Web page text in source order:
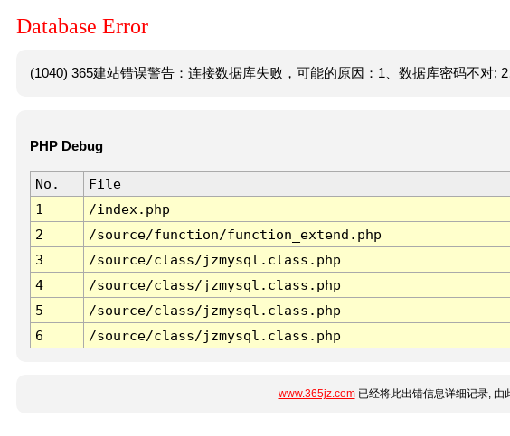
Database Error
(1040) 365建站错误警告：连接数据库失败，可能的原因：1、数据库密码不对; 2
PHP Debug
No. File
1
/index.php
2
/source/function/function_extend.php
3
/source/class/jzmysql.class.php
4
/source/class/jzmysql.class.php
5
/source/class/jzmysql.class.php
6
/source/class/jzmysql.class.php
www.365jz.com已经将此出错信息详细记录, 由